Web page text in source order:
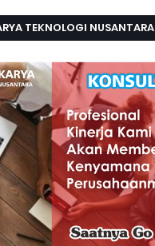
TEKNOLOGI NUSANTARA